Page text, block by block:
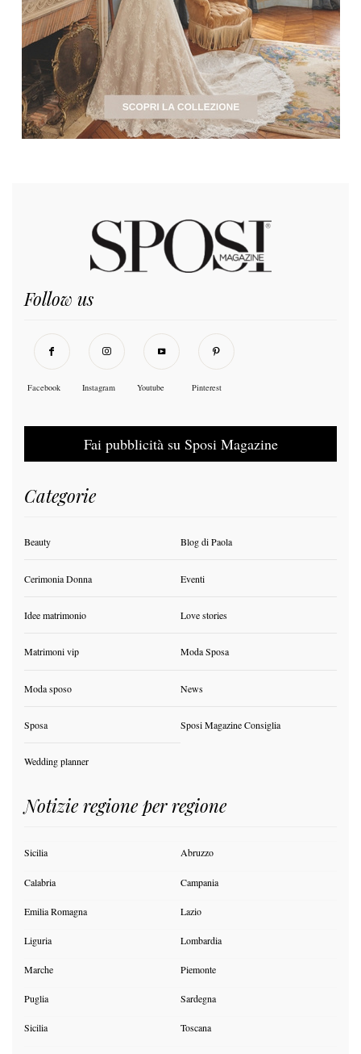
Follow us
Facebook Instagram Youtube Pinterest
Fai pubblicità su Sposi Magazine
Categorie
Beauty Blog di Paola
Cerimonia Donna Eventi
Idee matrimonio Love stories
Matrimoni vip Moda Sposa
Moda sposo News
Sposa Sposi Magazine Consiglia
Wedding planner
Notizie regione per regione
Sicilia Abruzzo
Calabria Campania
Emilia Romagna Lazio
Liguria Lombardia
Marche Piemonte
Puglia Sardegna
Sicilia Toscana